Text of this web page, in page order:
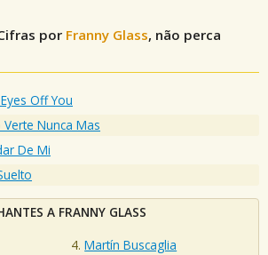
por Franny Glass, não perca
Off You
Nunca Mas
De Mi
A FRANNY GLASS
Martín Buscaglia